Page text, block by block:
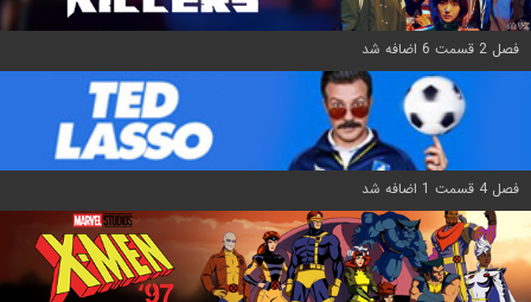
فصل 2 قسمت 6 اضافه شد
فصل 4 قسمت 1 اضافه شد